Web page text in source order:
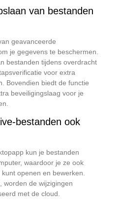
van bestanden
geavanceerde
je gegevens te beschermen.
bestanden tijdens overdracht
voor extra
Bovendien biedt de functie
beveiligingslaag voor je
bestanden ook
kun je bestanden
waardoor je ze ook
openen en bewerken.
worden de wijzigingen
met de cloud.